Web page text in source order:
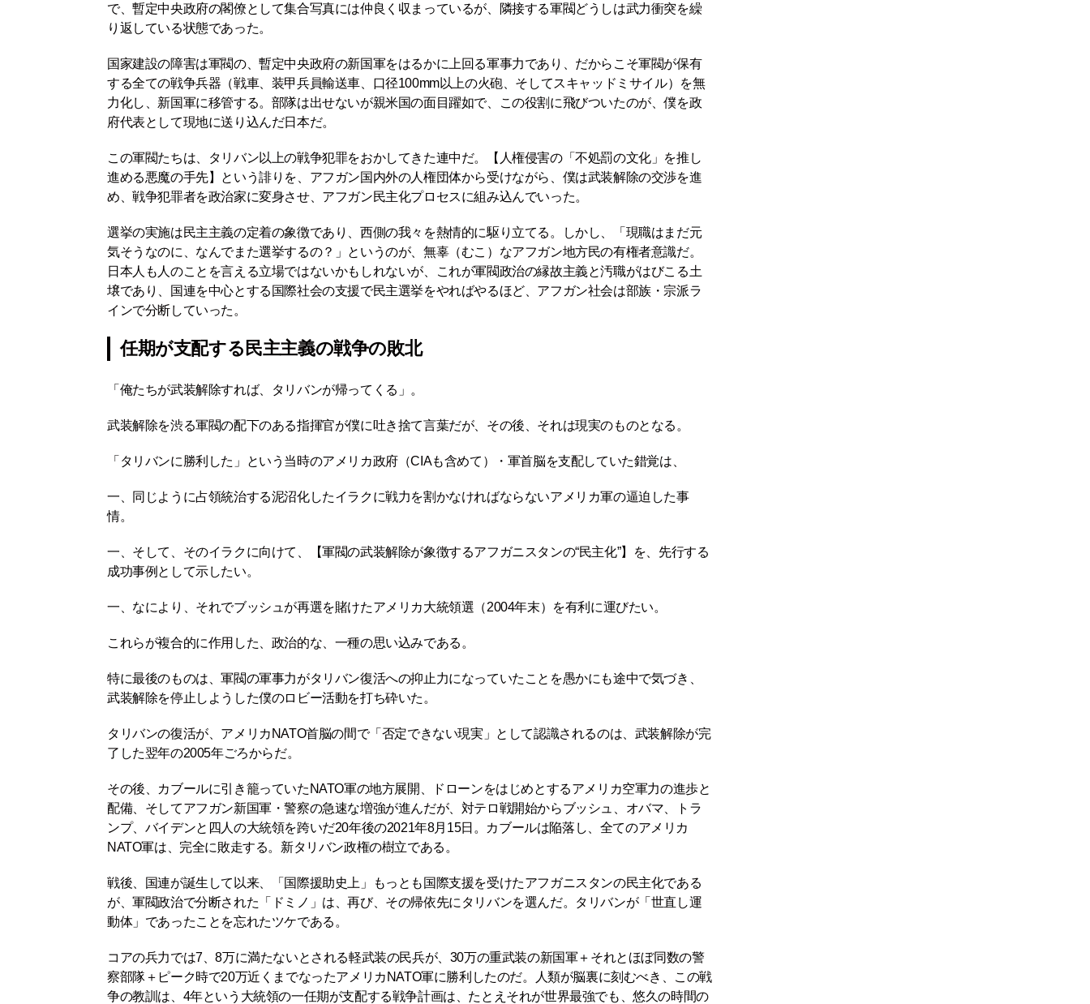
で、暫定中央政府の閣僚として集合写真には仲良く収まっているが、隣接する軍閥どうしは武力衝突を繰
り返している状態であった。
国家建設の障害は軍閥の、暫定中央政府の新国軍をはるかに上回る軍事力であり、だからこそ軍閥が保有
する全ての戦争兵器（戦車、装甲兵員輸送車、口径100mm以上の火砲、そしてスキャッドミサイル）を無
力化し、新国軍に移管する。部隊は出せないが親米国の面目躍如で、この役割に飛びついたのが、僕を政
府代表として現地に送り込んだ日本だ。
この軍閥たちは、タリバン以上の戦争犯罪をおかしてきた連中だ。【人権侵害の「不処罰の文化」を推し
進める悪魔の手先】という誹りを、アフガン国内外の人権団体から受けながら、僕は武装解除の交渉を進
め、戦争犯罪者を政治家に変身させ、アフガン民主化プロセスに組み込んでいった。
選挙の実施は民主主義の定着の象徴であり、西側の我々を熱情的に駆り立てる。しかし、「現職はまだ元
気そうなのに、なんでまた選挙するの？」というのが、無辜（むこ）なアフガン地方民の有権者意識だ。
日本人も人のことを言える立場ではないかもしれないが、これが軍閥政治の縁故主義と汚職がはびこる土
壌であり、国連を中心とする国際社会の支援で民主選挙をやればやるほど、アフガン社会は部族・宗派ラ
インで分断していった。
任期が支配する民主主義の戦争の敗北
「俺たちが武装解除すれば、タリバンが帰ってくる」。
武装解除を渋る軍閥の配下のある指揮官が僕に吐き捨て言葉だが、その後、それは現実のものとなる。
「タリバンに勝利した」という当時のアメリカ政府（CIAも含めて）・軍首脳を支配していた錯覚は、
一、同じように占領統治する泥沼化したイラクに戦力を割かなければならないアメリカ軍の逼迫した事
情。
一、そして、そのイラクに向けて、【軍閥の武装解除が象徴するアフガニスタンの“民主化”】を、先行する
成功事例として示したい。
一、なにより、それでブッシュが再選を賭けたアメリカ大統領選（2004年末）を有利に運びたい。
これらが複合的に作用した、政治的な、一種の思い込みである。
特に最後のものは、軍閥の軍事力がタリバン復活への抑止力になっていたことを愚かにも途中で気づき、
武装解除を停止しようした僕のロビー活動を打ち砕いた。
タリバンの復活が、アメリカNATO首脳の間で「否定できない現実」として認識されるのは、武装解除が完
了した翌年の2005年ごろからだ。
その後、カブールに引き籠っていたNATO軍の地方展開、ドローンをはじめとするアメリカ空軍力の進歩と
配備、そしてアフガン新国軍・警察の急速な増強が進んだが、対テロ戦開始からブッシュ、オバマ、トラ
ンプ、バイデンと四人の大統領を跨いだ20年後の2021年8月15日。カブールは陥落し、全てのアメリカ
NATO軍は、完全に敗走する。新タリバン政権の樹立である。
戦後、国連が誕生して以来、「国際援助史上」もっとも国際支援を受けたアフガニスタンの民主化である
が、軍閥政治で分断された「ドミノ」は、再び、その帰依先にタリバンを選んだ。タリバンが「世直し運
動体」であったことを忘れたツケである。
コアの兵力では7、8万に満たないとされる軽武装の民兵が、30万の重武装の新国軍＋それとほぼ同数の警
察部隊＋ピーク時で20万近くまでなったアメリカNATO軍に勝利したのだ。人類が脳裏に刻むべき、この戦
争の教訓は、4年という大統領の一任期が支配する戦争計画は、たとえそれが世界最強でも、悠久の時間の